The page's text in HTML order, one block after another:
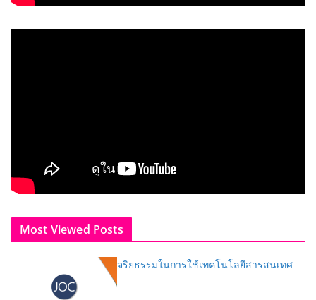
Most Viewed Posts
จริยธรรมในการใช้เทคโนโลยีสารสนเทศ